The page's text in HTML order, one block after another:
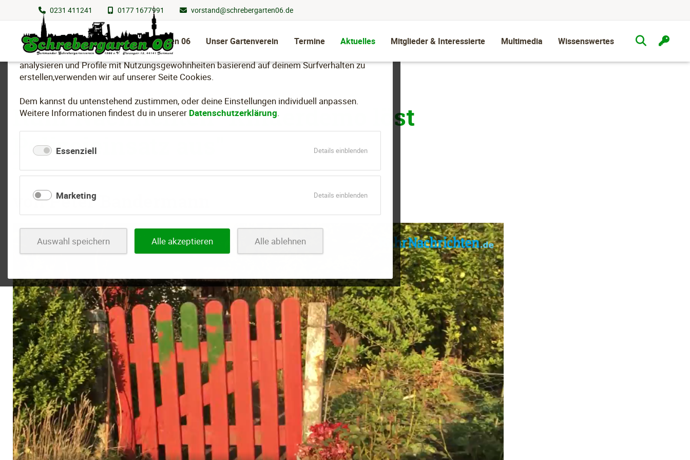
Wir nutzen Cookies
Um essenzielle Funktionen dieser Webseite bereitzustellen, dein Nutzungsverhalten zu
analysieren und Profile mit Nutzungsgewohnheiten basierend auf deinem Surfverhalten zu
erstellen,verwenden wir auf unserer Seite Cookies.
Dem kannst du untenstehend zustimmen, oder deine Einstellungen individuell anpassen.
Weitere Informationen findest du in unserer Datenschutzerklärung.
Essenziell Details einblendenfür
Marketing Details einblendenfür
Auswahl speichern Alle akzeptieren Alle ablehnen
0231 411241 0177 1677991 vorstand@schrebergarten06.de
Schrebergarten 06 Unser Gartenverein Termine Aktuelles Mitglieder & Interessierte Multimedia Wissenswertes
Navigation
überspringen
Ruhr Nachrichten "Kinderdemo löst
Polizeieinsatz aus"
von Peter Bandermann